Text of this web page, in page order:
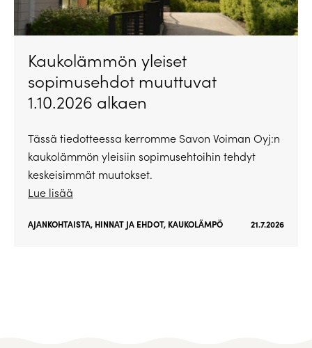
Kaukolämmön yleiset
sopimusehdot muuttuvat
1.10.2026 alkaen
Tässä tiedotteessa kerromme Savon Voiman Oyj:n
kaukolämmön yleisiin sopimusehtoihin tehdyt
keskeisimmät muutokset.
Lue lisää
AJANKOHTAISTA, HINNAT JA EHDOT, KAUKOLÄMPÖ 21.7.2026